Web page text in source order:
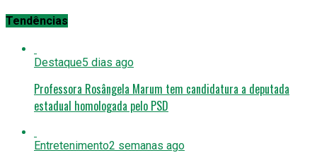
Tendências
Destaque5 dias ago
Professora Rosângela Marum tem candidatura a deputada
estadual homologada pelo PSD
Entretenimento2 semanas ago